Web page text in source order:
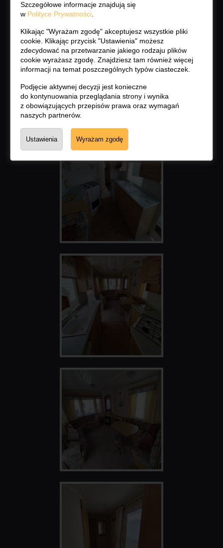
Szczegółowe informacje znajdują się
w Polityce Prywatności
Klikając "Wyrażam zgodę" akceptujesz wszystkie pliki
cookie. Klikając przycisk "Ustawienia" możesz
zdecydować na przetwarzanie jakiego rodzaju plików
cookie wyrażasz zgodę. Znajdziesz tam również więcej
informacji na temat poszczególnych typów ciasteczek.
Podjęcie aktywnej decyzji jest konieczne
do kontynuowania przeglądania strony i wynika
z obowiązujących przepisów prawa oraz wymagań
naszych partnerów.
Ustawienia Wyrażam zgodę